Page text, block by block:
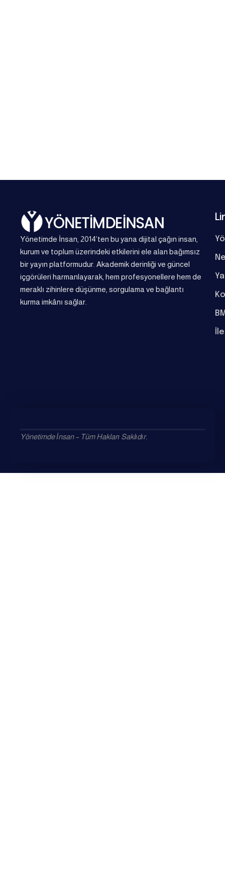
Yönetimde İnsan, 2014’ten bu yana dijital çağın insan,
kurum ve toplum üzerindeki etkilerini ele alan bağımsız
bir yayın platformudur. Akademik derinliği ve güncel
içgörüleri harmanlayarak, hem profesyonellere hem de
meraklı zihinlere düşünme, sorgulama ve bağlantı
kurma imkânı sağlar.
Yönetimde İnsan – Tüm Hakları Saklıdır.